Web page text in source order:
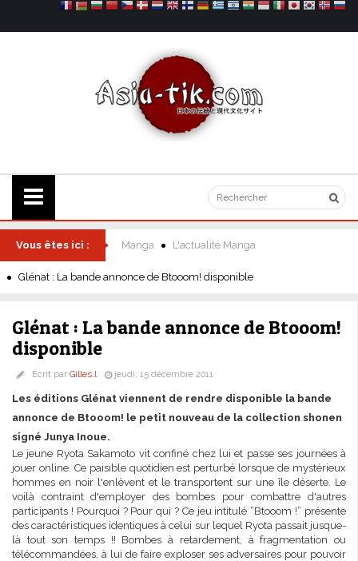
Vous êtes ici : Manga L'actualité Manga
Glénat : La bande annonce de Btooom! disponible
Glénat : La bande annonce de Btooom!
disponible
Écrit par Gilles.l jeudi, 15 décembre 2011
Les éditions Glénat viennent de rendre disponible la bande
annonce de Btooom! le petit nouveau de la collection shonen
signé Junya Inoue.
Le jeune Ryota Sakamoto vit confiné chez lui et passe ses journées à
jouer online. Ce paisible quotidien est perturbé lorsque de mystérieux
hommes en noir l'enlèvent et le transportent sur une île déserte. Le
voilà contraint d'employer des bombes pour combattre d'autres
participants ! Pourquoi ? Pour qui ? Ce jeu intitulé “Btooom !” présente
des caractéristiques identiques à celui sur lequel Ryota passait jusque-
là tout son temps !! Bombes à retardement, à fragmentation ou
télécommandées, à lui de faire exploser ses adversaires pour pouvoir